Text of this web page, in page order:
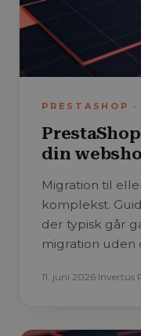
PRESTASHOP ·
din
Migration til
komplekst.
der typisk går
migration uden
11. juni 2026 Invertus